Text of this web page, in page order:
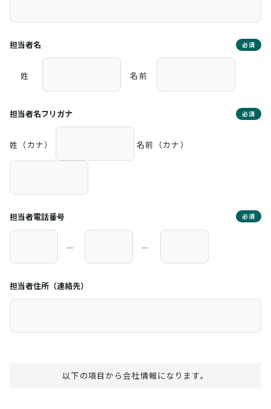
担当者名 必須
姓 名前
担当者名フリガナ 必須
姓（カナ） 名前（カナ）
担当者電話番号 必須
― ―
担当者住所（連絡先）
以下の項目から会社情報になります。